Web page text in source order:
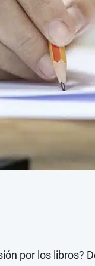
por los libros?